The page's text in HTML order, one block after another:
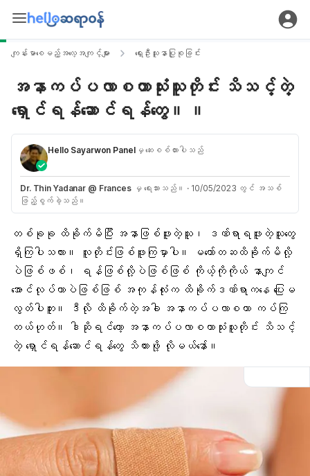
ကျန်းမာစေမည့်အလေ့အကျင့်များ ရှေးဦးသူနာပြုစုခြင်း
အနာကပ်ပလာစတာသုံးသူတိုင်း သိသင့်တဲ့
ရှောင်ရန်ဆောင်ရန်တွေ။ ။
Hello Sayarwon Panelမှ ဆေးစစ်ထားပါသည်
Dr. Thin Yadanar @ Francesမှ ရေးသားသည်။ · 10/05/2023 တွင် အသစ်
ဖြည့်စွက်ခဲ့သည်။
တစ်ခုခု ထိခိုက်မိပြီး အနာဖြစ်ဖူးတဲ့သူ၊ ဒဏ်ရာရဖူးတဲ့သူတွေ
ရှိကြပါသလား။ လူတိုင်းဖြစ်ဖူးကြမှာပါ။ မတော်တဆထိခိုက်မိလို့
ပဲဖြစ်ဖစ်၊ ရန်ဖြစ်လို့ပဲဖြစ်ဖြစ် ကိုယ့်ကိုကိုယ် နာကျင်
အောင်လုပ်တာပဲဖြစ်ဖြစ် အကုန်လုံးက ထိခိုက်ဒဏ်ရာကနေ ပြေးမ
လွတ်ပါဘူး။ ဒီလို ထိခိုက်တဲ့အခါ အနာကပ်ပလာစတာ ကပ်ကြ
တယ်ဟုတ်။ ဒါဆိုရင်တော့ အနာကပ်ပလာစတာသုံးသူတိုင်း သိသင့်
တဲ့ ရှောင်ရန်ဆောင်ရန်တွေ သိထားဖို့ လိုမယ်နော်။